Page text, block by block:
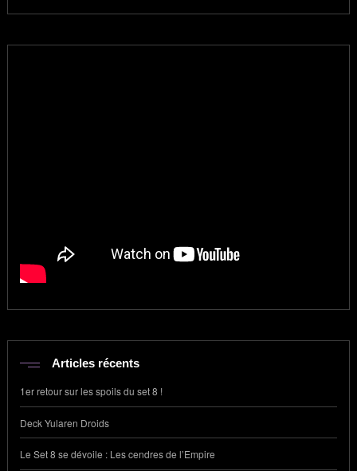
Articles récents
1er retour sur les spoils du set 8 !
Deck Yularen Droids
Le Set 8 se dévoile : Les cendres de l’Empire